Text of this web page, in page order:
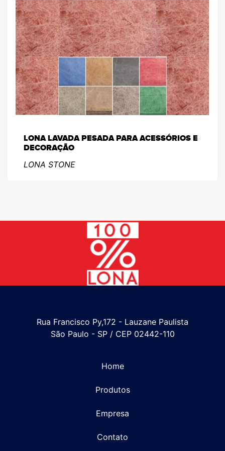
LONA LAVADA PESADA PARA ACESSÓRIOS E
DECORAÇÃO
LONA STONE
Rua Francisco Py,172 - Lauzane Paulista
São Paulo - SP / CEP 02442-110
Home
Produtos
Empresa
Contato